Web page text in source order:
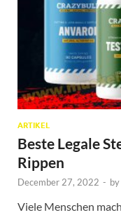
ARTIKEL
Beste Legale
Rippen
December 27, 2022 - by
Viele Menschen